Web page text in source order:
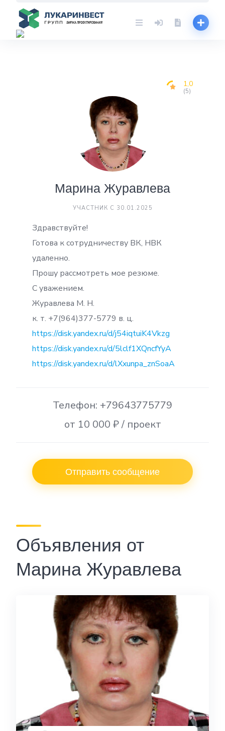
content
Марина Журавлева
1,0
(5)
УЧАСТНИК С 30.01.2025
Здравствуйте!
Готова к сотрудничеству ВК, НВК
удаленно.
Прошу рассмотреть мое резюме.
С уважением.
Журавлева М. Н.
к. т. +7(964)377-5779 в. ц.
https://disk.yandex.ru/d/j54iqtuiK4Vkzg
https://disk.yandex.ru/d/5lclf1XQncfYyA
https://disk.yandex.ru/d/lXxunpa_znSoaA
Телефон: +79643775779
от 10 000 ₽ / проект
Отправить сообщение
Объявления от
Марина Журавлева